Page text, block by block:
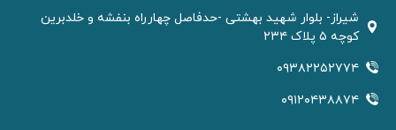
شیراز- بلوار شهید بهشتی -حدفاصل چهارراه بنفشه و خلدبرین
کوچه ۵ پلاک ۲۳۴
۰۹۳۸۲۲۵۲۷۷۴
۰۹۱۲۰۴۳۸۸۷۴